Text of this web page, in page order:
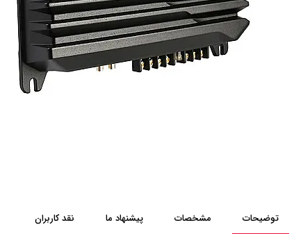
توضیحات مشخصات پیشنهاد ما نقد کاربران